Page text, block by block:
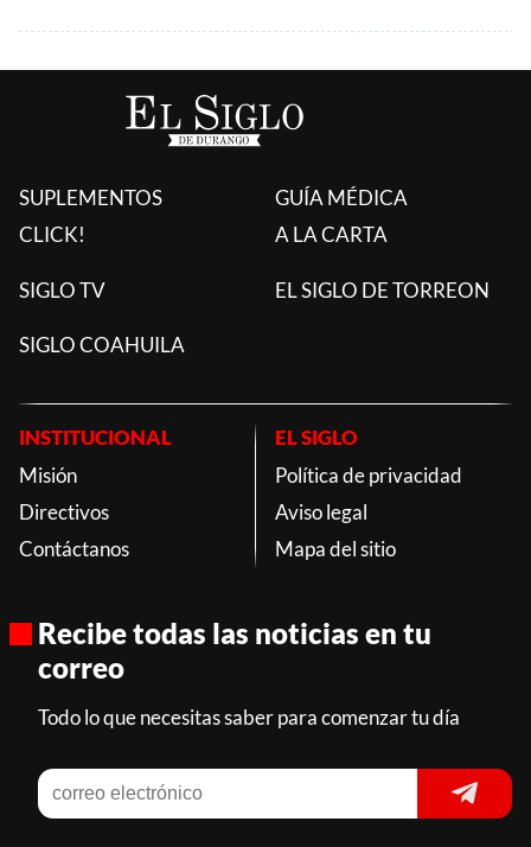
SUPLEMENTOS
CLICK!
GUÍA MÉDICA
A LA CARTA
SIGLO TV EL SIGLO DE TORREON
SIGLO COAHUILA
INSTITUCIONAL
Misión
Directivos
Contáctanos
EL SIGLO
Política de privacidad
Aviso legal
Mapa del sitio
Recibe todas las noticias en tu
correo
Todo lo que necesitas saber para comenzar tu día